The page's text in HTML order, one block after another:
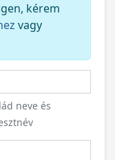
kérem
vagy
neve és